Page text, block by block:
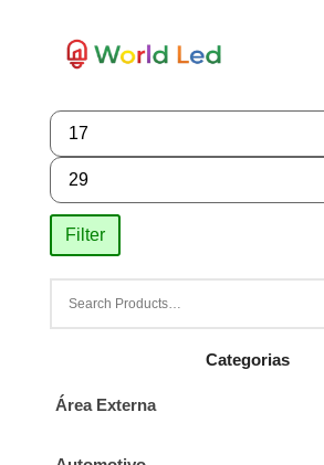
Filter
Categorias
Área Externa